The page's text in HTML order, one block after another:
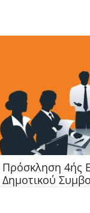
Πρόσκληση 4ής
Δημοτικού